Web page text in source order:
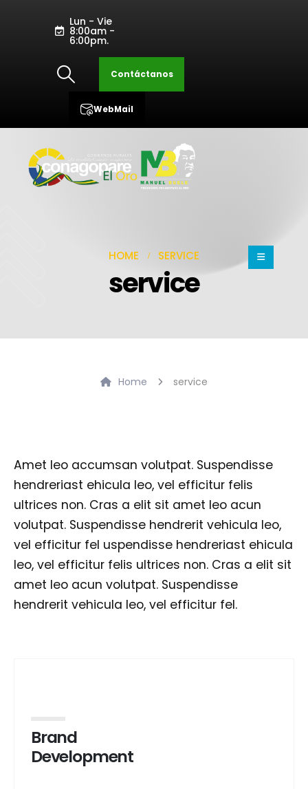
Lun - Vie
8:00am -
6:00pm.
Contáctanos
WebMail
HOME SERVICE
service
Home service
Amet leo accumsan volutpat. Suspendisse
hendreriast ehicula leo, vel efficitur felis
ultrices non. Cras a elit sit amet leo acun
volutpat. Suspendisse hendrerit vehicula leo,
vel efficitur fel uspendisse hendreriast ehicula
leo, vel efficitur felis ultrices non. Cras a elit sit
amet leo acun volutpat. Suspendisse
hendrerit vehicula leo, vel efficitur fel.
Brand
Development